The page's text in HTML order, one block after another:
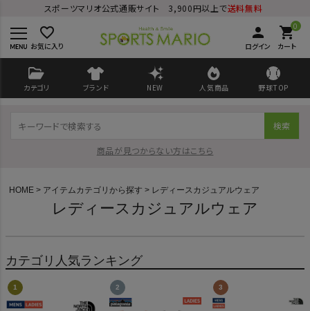
スポーツマリオ公式通販サイト 3,900円以上で送料無料
favorite_border
お気に入り
person
ログイン
0
shopping_cart
カート
カテゴリ ブランド NEW 人気商品 野球TOP
検索
商品が見つからない方はこちら
HOME アイテムカテゴリから探す レディースカジュアルウェア
レディースカジュアルウェア
カテゴリ人気ランキング